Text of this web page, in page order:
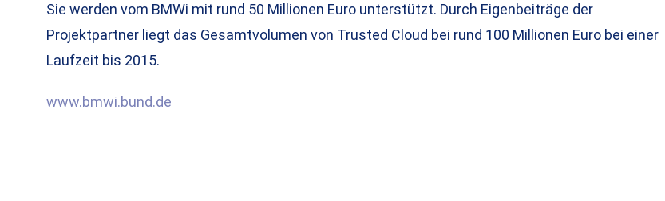
Sie werden vom BMWi mit rund 50 Millionen Euro unterstützt. Durch Eigenbeiträge der
Projektpartner liegt das Gesamtvolumen von Trusted Cloud bei rund 100 Millionen Euro bei einer
Laufzeit bis 2015.
www.bmwi.bund.de